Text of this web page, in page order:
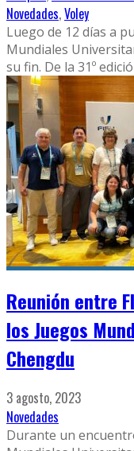
Novedades,Voley
Luego de 12 días a
Mundiales
su fin. De la 31º
Reunión entre
los Juegos
Chengdu
3 agosto, 2023
Novedades
Durante un